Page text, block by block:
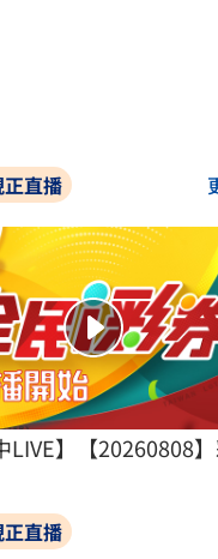
直播
LIVE】【20260808
直播